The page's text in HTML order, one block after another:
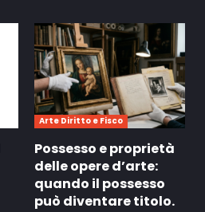
Arte Diritto e Fisco
Possesso e proprietà
delle opere d’arte:
quando il possesso
può diventare titolo.